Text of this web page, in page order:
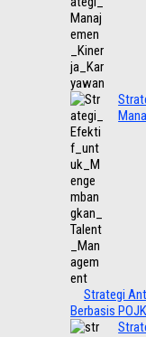
Strategi
Berbasis POJK